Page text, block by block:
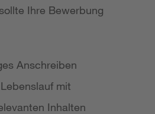
Ihre Bewerbung
Anschreiben
mit
Inhalten